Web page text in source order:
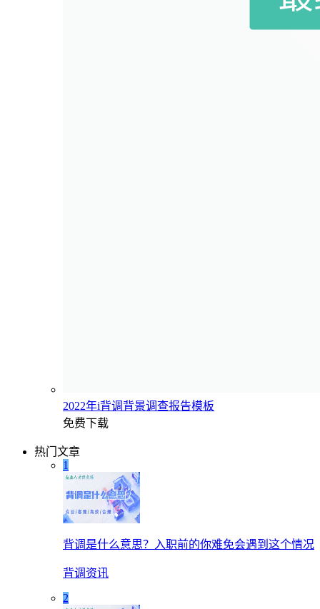
2022年i背调背景调查报告模板
免费下载
热门文章
1
背调是什么意思？入职前的你难免会遇到这个情况
背调资讯
2